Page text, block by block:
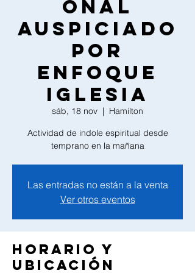
onal
auspiciado
por
Enfoque
Iglesia
sáb, 18 nov
  |
Hamilton
Actividad de indole espiritual desde
temprano en la mañana
Las entradas no están a la venta
Ver otros eventos
Horario y
ubicación